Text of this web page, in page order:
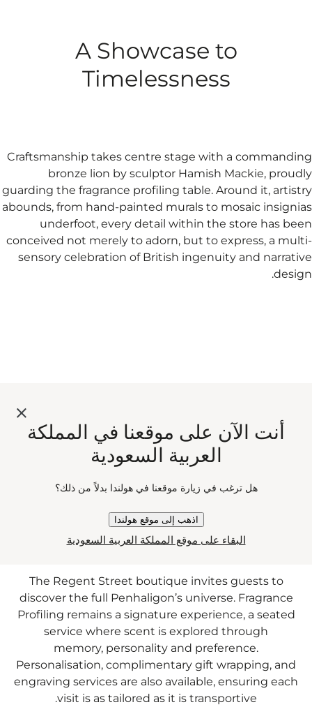
A Showcase to
Timelessness
Craftsmanship takes centre stage with a commanding
bronze lion by sculptor Hamish Mackie, proudly
guarding the fragrance profiling table. Around it, artistry
abounds, from hand-painted murals to mosaic insignias
underfoot, every detail within the store has been
conceived not merely to adorn, but to express, a multi-
sensory celebration of British ingenuity and narrative
design.
The Regent Street boutique invites guests to
discover the full Penhaligon’s universe. Fragrance
Profiling remains a signature experience, a seated
service where scent is explored through
memory, personality and preference.
Personalisation, complimentary gift wrapping, and
engraving services are also available, ensuring each
visit is as tailored as it is transportive.
أنت الآن على موقعنا في المملكة
العربية السعودية
هل ترغب في زيارة موقعنا في هولندا بدلاً من ذلك؟
اذهب إلى موقع هولندا
البقاء على موقع المملكة العربية السعودية